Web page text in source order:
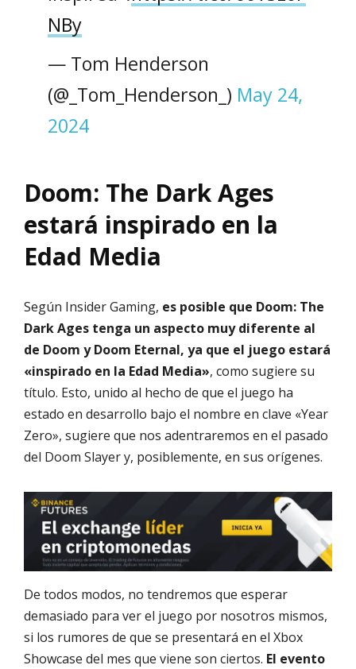
NBy
— Tom Henderson
(@_Tom_Henderson_) May 24,
2024
Doom: The Dark Ages
estará inspirado en la
Edad Media
Según Insider Gaming, es posible que Doom: The
Dark Ages tenga un aspecto muy diferente al
de Doom y Doom Eternal, ya que el juego estará
«inspirado en la Edad Media», como sugiere su
título. Esto, unido al hecho de que el juego ha
estado en desarrollo bajo el nombre en clave «Year
Zero», sugiere que nos adentraremos en el pasado
del Doom Slayer y, posiblemente, en sus orígenes.
De todos modos, no tendremos que esperar
demasiado para ver el juego por nosotros mismos,
si los rumores de que se presentará en el Xbox
Showcase del mes que viene son ciertos. El evento